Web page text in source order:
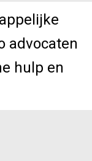
advocaten
hulp en